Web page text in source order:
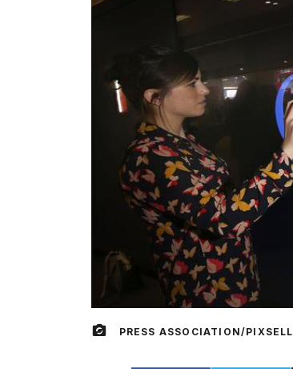
PRESS ASSOCIATION/PIXSELL